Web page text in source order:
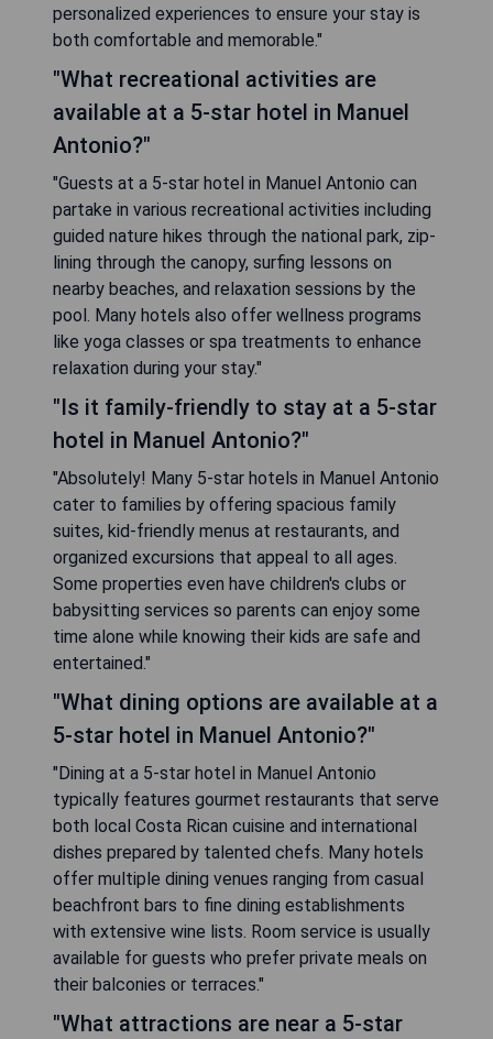
personalized experiences to ensure your stay is
both comfortable and memorable."
"What recreational activities are
available at a 5-star hotel in Manuel
Antonio?"
"Guests at a 5-star hotel in Manuel Antonio can
partake in various recreational activities including
guided nature hikes through the national park, zip-
lining through the canopy, surfing lessons on
nearby beaches, and relaxation sessions by the
pool. Many hotels also offer wellness programs
like yoga classes or spa treatments to enhance
relaxation during your stay."
"Is it family-friendly to stay at a 5-star
hotel in Manuel Antonio?"
"Absolutely! Many 5-star hotels in Manuel Antonio
cater to families by offering spacious family
suites, kid-friendly menus at restaurants, and
organized excursions that appeal to all ages.
Some properties even have children's clubs or
babysitting services so parents can enjoy some
time alone while knowing their kids are safe and
entertained."
"What dining options are available at a
5-star hotel in Manuel Antonio?"
"Dining at a 5-star hotel in Manuel Antonio
typically features gourmet restaurants that serve
both local Costa Rican cuisine and international
dishes prepared by talented chefs. Many hotels
offer multiple dining venues ranging from casual
beachfront bars to fine dining establishments
with extensive wine lists. Room service is usually
available for guests who prefer private meals on
their balconies or terraces."
"What attractions are near a 5-star